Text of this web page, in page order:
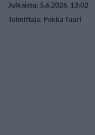
Julkaistu: 5.6.2026, 13:02
Toimittaja: Pekka Tuuri